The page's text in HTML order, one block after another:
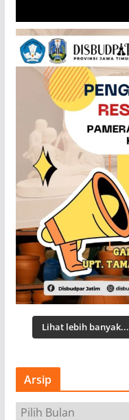
Lihat lebih banyak...
Arsip